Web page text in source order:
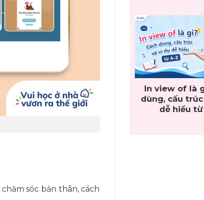
sóc bản thân, cách
In view of là
dùng, cấu
dễ hiểu từ